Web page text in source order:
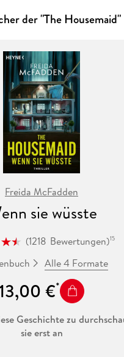
hoch, während man
Reiheaus San Diego
in folgender Reihenfolge:
Kaltblütige Lügen
Böse Herzen
Unerbittliche Gier
der "The Housemaid"
Freida McFadden
sie wüsste
(1218 Bewertungen)15
Alle 4 Formate
13,00 €
Geschichte zu
sie erst an